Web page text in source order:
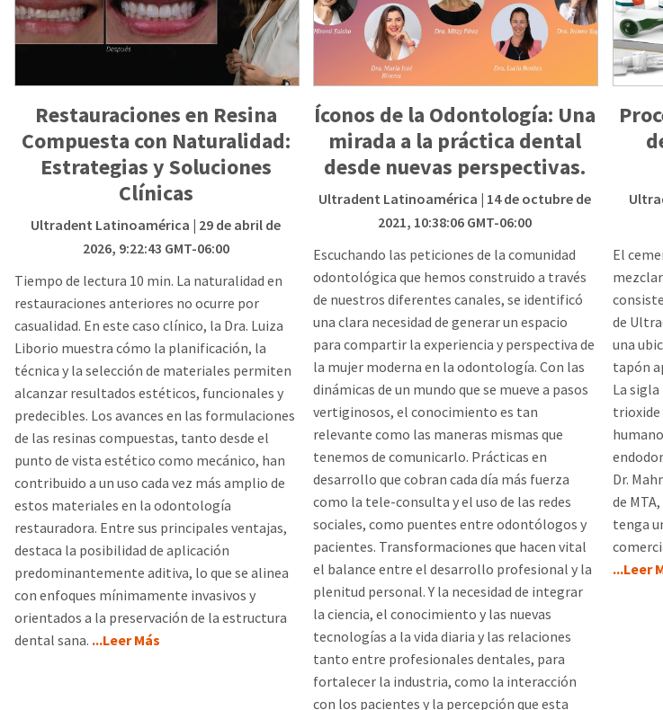
Restauraciones en Resina
Compuesta con Naturalidad:
Estrategias y Soluciones
Clínicas
Ultradent Latinoamérica | 29 de abril de
2026, 9:22:43 GMT-06:00
Tiempo de lectura 10 min. La naturalidad en
restauraciones anteriores no ocurre por
casualidad. En este caso clínico, la Dra. Luiza
Liborio muestra cómo la planificación, la
técnica y la selección de materiales permiten
alcanzar resultados estéticos, funcionales y
predecibles. Los avances en las formulaciones
de las resinas compuestas, tanto desde el
punto de vista estético como mecánico, han
contribuido a un uso cada vez más amplio de
estos materiales en la odontología
restauradora. Entre sus principales ventajas,
destaca la posibilidad de aplicación
predominantemente aditiva, lo que se alinea
con enfoques mínimamente invasivos y
orientados a la preservación de la estructura
dental sana. ...Leer Más
Íconos de la Odontología: Una
mirada a la práctica dental
desde nuevas perspectivas.
Ultradent Latinoamérica | 14 de octubre de
2021, 10:38:06 GMT-06:00
Escuchando las peticiones de la comunidad
odontológica que hemos construido a través
de nuestros diferentes canales, se identificó
una clara necesidad de generar un espacio
para compartir la experiencia y perspectiva de
la mujer moderna en la odontología. Con las
dinámicas de un mundo que se mueve a pasos
vertiginosos, el conocimiento es tan
relevante como las maneras mismas que
tenemos de comunicarlo. Prácticas en
desarrollo que cobran cada día más fuerza
como la tele-consulta y el uso de las redes
sociales, como puentes entre odontólogos y
pacientes. Transformaciones que hacen vital
el balance entre el desarrollo profesional y la
plenitud personal. Y la necesidad de integrar
la ciencia, el conocimiento y las nuevas
tecnologías a la vida diaria y las relaciones
tanto entre profesionales dentales, para
fortalecer la industria, como la interacción
con los pacientes y la percepción que esta
El
de
una
tapón
La
trioxide
Dr.
de
tenga
...Leer